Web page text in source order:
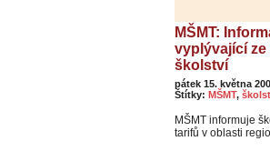
MŠMT:
vyplývající
školství
pátek 15. května
Štítky: MŠMT,
MŠMT informuje
tarifů v oblasti